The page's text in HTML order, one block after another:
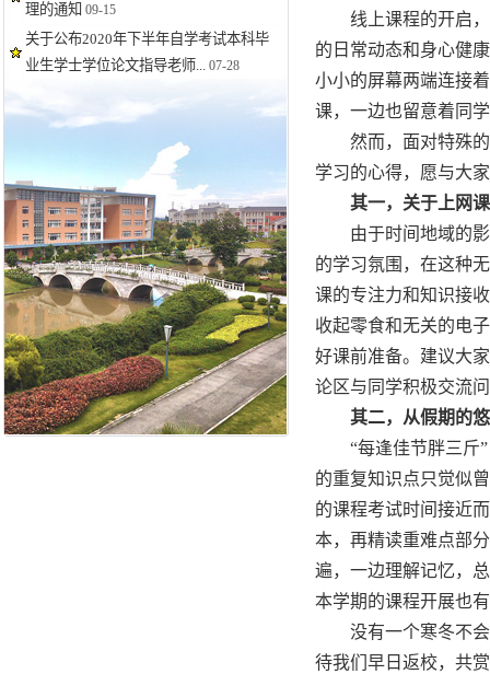
理的通知 09-15
关于公布2020年下半年自学考试本科毕
业生学士学位论文指导老师... 07-28
线上课程的开启，
的日常动态和身心健
小小的屏幕两端连接
课，一边也留意着同
然而，面对特殊的
学习的心得，愿与大
其一，关于上网课
由于时间地域的影
的学习氛围，在这种
课的专注力和知识接
收起零食和无关的电
好课前准备。建议大
论区与同学积极交流
其二，从假期的悠
“每逢佳节胖三斤”
的重复知识点只觉似
的课程考试时间接近
本，再精读重难点部
遍，一边理解记忆，
本学期的课程开展也
没有一个寒冬不会
待我们早日返校，共